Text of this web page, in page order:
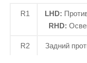
R1 LHD:
RHD:
R2 Задний